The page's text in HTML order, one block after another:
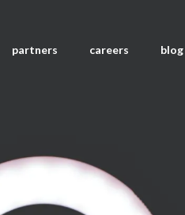
partners careers blog